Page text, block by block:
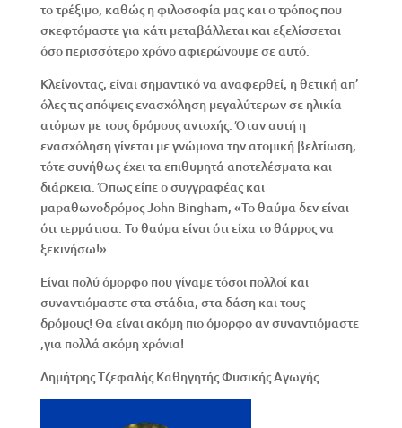
το τρέξιμο, καθώς η φιλοσοφία μας και ο τρόπος που
σκεφτόμαστε για κάτι μεταβάλλεται και εξελίσσεται
όσο περισσότερο χρόνο αφιερώνουμε σε αυτό.
Κλείνοντας, είναι σημαντικό να αναφερθεί, η θετική απ’
όλες τις απόψεις ενασχόληση μεγαλύτερων σε ηλικία
ατόμων με τους δρόμους αντοχής. Όταν αυτή η
ενασχόληση γίνεται με γνώμονα την ατομική βελτίωση,
τότε συνήθως έχει τα επιθυμητά αποτελέσματα και
διάρκεια. Όπως είπε ο συγγραφέας και
μαραθωνoδρόμος John Bingham, «Το θαύμα δεν είναι
ότι τερμάτισα. Το θαύμα είναι ότι είχα το θάρρος να
ξεκινήσω!»
Είναι πολύ όμορφο που γίναμε τόσοι πολλοί και
συναντιόμαστε στα στάδια, στα δάση και τους
δρόμους! Θα είναι ακόμη πιο όμορφο αν συναντιόμαστε
,για πολλά ακόμη χρόνια!
Δημήτρης Τζεφαλής Καθηγητής Φυσικής Αγωγής